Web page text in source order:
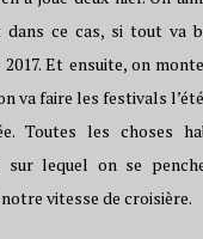
dans ce cas, si tout va
2017. Et ensuite, on
va faire les festivals
Toutes les choses
sur lequel on se
notre vitesse de croisière.